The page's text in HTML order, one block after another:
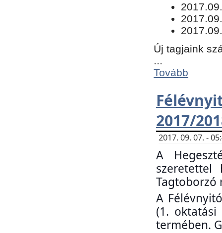
Új tagjaink
Tovább
2017/
2017. 09. 07. -
A
Tagtoborzó
A
(1. oktatási
termében.